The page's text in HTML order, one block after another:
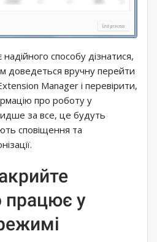
способу дізнатися,
доведеться вручну перейти
Manager і перевірити,
про роботу у
за все, це будуть
сповіщення та
працює у